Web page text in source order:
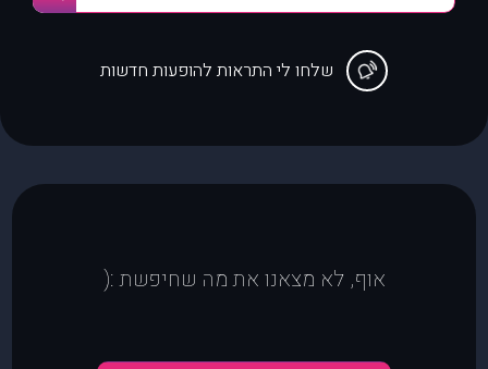
שלחו לי התראות להופעות חדשות
אוף, לא מצאנו את מה שחיפשת :(